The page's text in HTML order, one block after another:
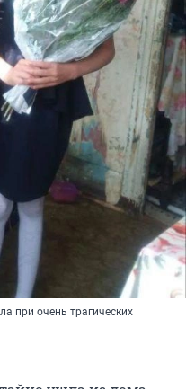
при очень трагических